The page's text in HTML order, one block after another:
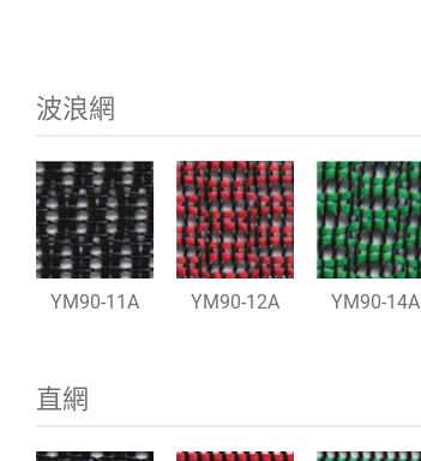
波浪網
YM90-11A YM90-12A YM90-14A
直網